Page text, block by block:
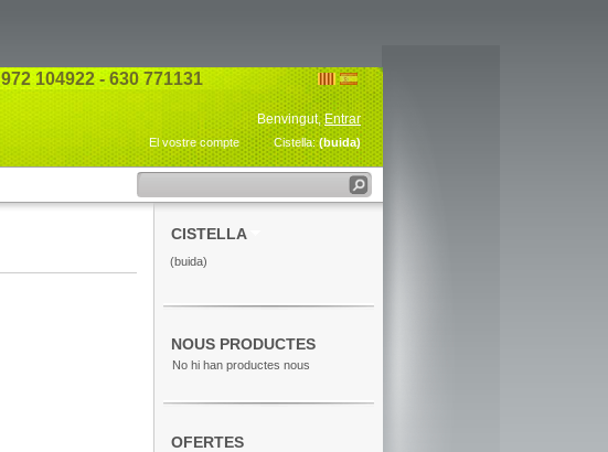
972 104922 - 630 771131
Benvingut,Entrar
Cistella: (buida)
El vostre compte
CISTELLA
(buida)
NOUS PRODUCTES
No hi han productes nous
OFERTES